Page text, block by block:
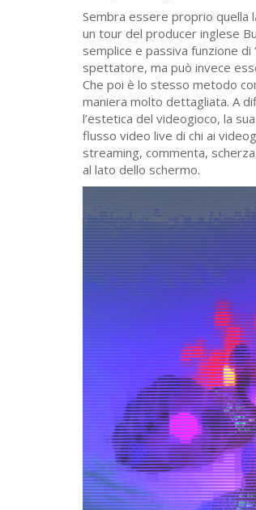
Sembra essere proprio quella
un tour del producer inglese
semplice e passiva funzione di
spettatore, ma può invece
Che poi è lo stesso metodo
maniera molto dettagliata. A
l’estetica del videogioco, la
flusso video live di chi ai
streaming, commenta,
al lato dello schermo.